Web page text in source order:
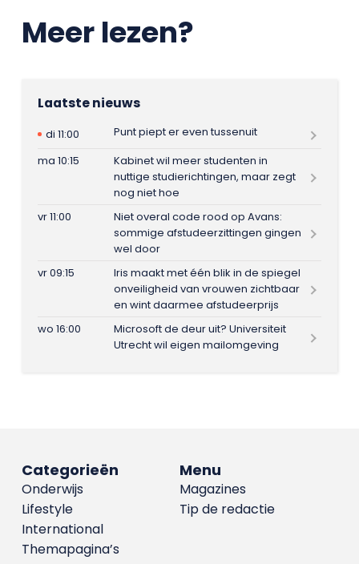
Meer lezen?
Laatste nieuws
di 11:00
Punt piept er even tussenuit
ma 10:15
Kabinet wil meer studenten in
nuttige studierichtingen, maar zegt
nog niet hoe
vr 11:00
Niet overal code rood op Avans:
sommige afstudeerzittingen gingen
wel door
vr 09:15
Iris maakt met één blik in de spiegel
onveiligheid van vrouwen zichtbaar
en wint daarmee afstudeerprijs
wo 16:00
Microsoft de deur uit? Universiteit
Utrecht wil eigen mailomgeving
Menu
Magazines
Tip de redactie
Categorieën
Onderwijs
Lifestyle
International
Themapagina’s